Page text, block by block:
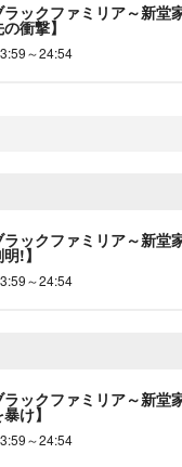
ックファミリア～新堂
衝撃】
～24:54
ックファミリア～新堂
明!】
～24:54
ックファミリア～新堂
け】
～24:54